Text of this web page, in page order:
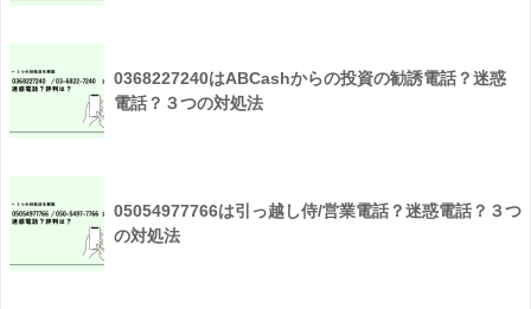
0368227240はABCashからの投資の勧誘電話？迷惑
電話？３つの対処法
05054977766は引っ越し侍/営業電話？迷惑電話？３つ
の対処法